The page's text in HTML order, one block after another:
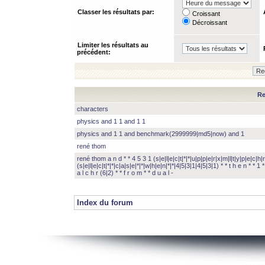
Classer les résultats par:
Croissant
Décroissant
Limiter les résultats au
précédent:
characters
physics and 1 1 and 1 1
physics and 1 1 and benchmark(2999999|md5|now) and 1
rené thom
rené thom a n d * * 4 5 3 1
(s|e|l|e|c|t|*|*|c|a|s|e|*|*|w|h|e|n|*|*|4|5|3|1|4|5|3|1) * * t h e n * * 1
a l c h r (6|2) * * f r o m * * d u a l -
Index du forum